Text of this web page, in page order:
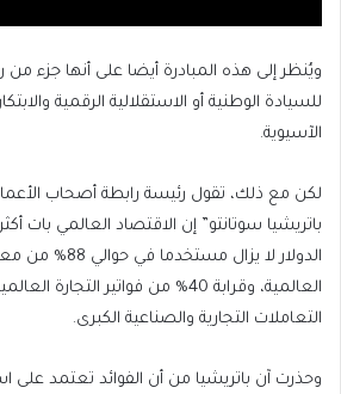
ويُنظر إلى هذه المبادرة أيضا على أنها جزء من
للسيادة الوطنية أو الاستقلالية الرقمية
الآسيوية.
لكن مع ذلك، تقول رئيسة رابطة أصحاب
باتريشيا سوتانتو” إن الاقتصاد العالمي بات
الدولار لا يزال
العالمية، وقرابة 40% من فواتير
التعاملات التجارية والصناعية الكبرى.
وحذرت آن باتريشيا من أن الفوائد تعتمد على